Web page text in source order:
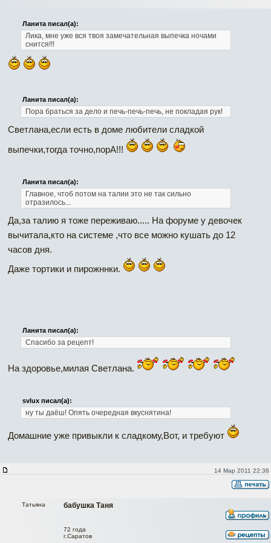
Ланита писал(а):
Лика, мне уже вся твоя замечательная выпечка ночами
снится!!!
Ланита писал(а):
Пора браться за дело и печь-печь-печь, не покладая рук!
Светлана,если есть в доме любители сладкой
выпечки,тогда точно,порА!!!
Ланита писал(а):
Главное, чтоб потом на талии это не так сильно
отразилось...
Да,за талию я тоже переживаю..... На форуме у девочек
вычитала,кто на системе ,что все можно кушать до 12
часов дня.
Даже тортики и пирожннки.
Ланита писал(а):
Спасибо за рецепт!
На здоровье,милая Светлана.
svlux писал(а):
ну ты даёш! Опять очередная вкуснятина!
Домашние уже привыкли к сладкому,Вот, и требуют
14 Мар 2011 22:38
бабушка Таня
Татьяна
72 года
г.Саратов